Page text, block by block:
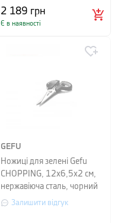
2 189 грн
Є в наявності
GEFU
Ножиці для зелені Gefu
CHOPPING, 12х6,5х2 см,
нержавіюча сталь, чорний
Залишити відгук